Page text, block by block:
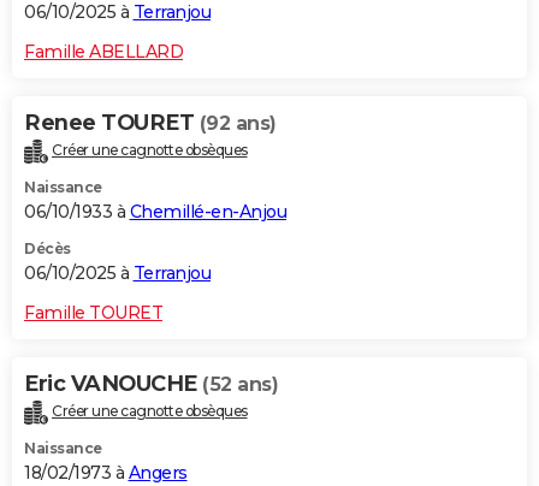
06/10/2025 à Terranjou
Famille ABELLARD
Renee TOURET (92 ans)
Créer une cagnotte obsèques
Naissance
06/10/1933 à Chemillé-en-Anjou
Décès
06/10/2025 à Terranjou
Famille TOURET
Eric VANOUCHE (52 ans)
Créer une cagnotte obsèques
Naissance
18/02/1973 à Angers